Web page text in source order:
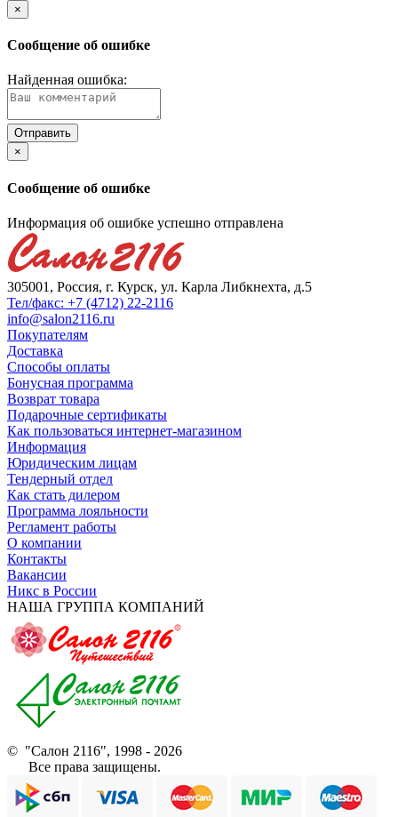
×
Сообщение об ошибке
Найденная ошибка:
×
Сообщение об ошибке
Информация об ошибке успешно отправлена
305001, Россия, г. Курск, ул. Карла Либкнехта, д.5
Тел/факс: +7 (4712) 22-2116
info@salon2116.ru
Покупателям
Доставка
Способы оплаты
Бонусная программа
Возврат товара
Подарочные сертификаты
Как пользоваться интернет-магазином
Информация
Юридическим лицам
Тендерный отдел
Как стать дилером
Программа лояльности
Регламент работы
О компании
Контакты
Вакансии
Никс в России
НАША ГРУППА КОМПАНИЙ
© "Салон 2116", 1998 - 2026
Все права защищены.